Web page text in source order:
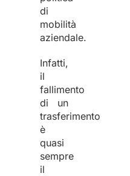
di
mobilità
aziendale.
Infatti,
il
fallimento
di un
trasferimento
è
quasi
sempre
il